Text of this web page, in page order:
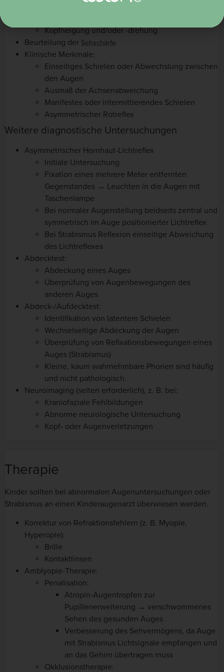
Kopfneigung und/oder -drehung
Beurteilung der Sehschärfe
Klinische Merkmale:
Einseitiges Schielen oder Abwechslung zwischen
den Augen
Ausmaß der Achsenabweichung
Manifestes oder intermittierendes Schielen
Asymmetrischer Rotreflex
Weitere diagnostische Untersuchungen
Asymmetrischer Hornhaut-Lichtreflex
Initiale Untersuchung
Fixation eines mehrere Meter entfernten
Gegenstandes → Leuchten in die Augen mit
Taschenlampe
Bei normaler Augenstellung beidseits zentral und
symmetrisch im Auge positionierter Lichtreflex
Bei Strabismus Reflexion einseitige Abweichung
des Lichtreflexes
Abdecktest:
Abdeckung eines Auges
Überprüfung von Augenbewegungen des
anderen Auges
Abdeck-/Aufdecktest:
Identifikation von latentem Schielen
Wechselseitige Abdeckung der Augen
Überprüfung von Refixationsbewegungen eines
Auges (Strabismus)
Kleine, kaum wahrnehmbare Phorien sind häufig
und nicht pathologisch.
Neuroimaging (selten erforderlich), z. B. bei:
Kraniofaziale Fehlbildungen
Abnorme neurologische Untersuchung
Kopf- oder Augenverletzungen
Therapie
Kinder sollten bei abnormalen Augenuntersuchungen oder
Strabismus an einen Kinderaugenarzt überwiesen werden.
Korrektur von Refraktionsfehlern (z. B. Myopie,
Hyperopie):
Brille
Kontaktlinsen
Amblyopie-Therapie:
Penalisation:
Atropin-Augentropfen zur
Pupillenerweiterung → verschwommenes
Sehen des gesunden Auges
Verbesserung des Sehvermögens, da Auge
mit Strabismus Lichtsignale empfangen und
an das Gehirn übertragen muss
Okklusionstherapie: